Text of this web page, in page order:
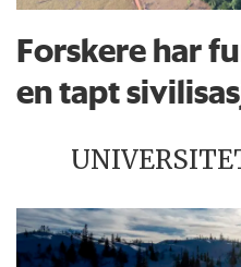
Forskere har
en tapt